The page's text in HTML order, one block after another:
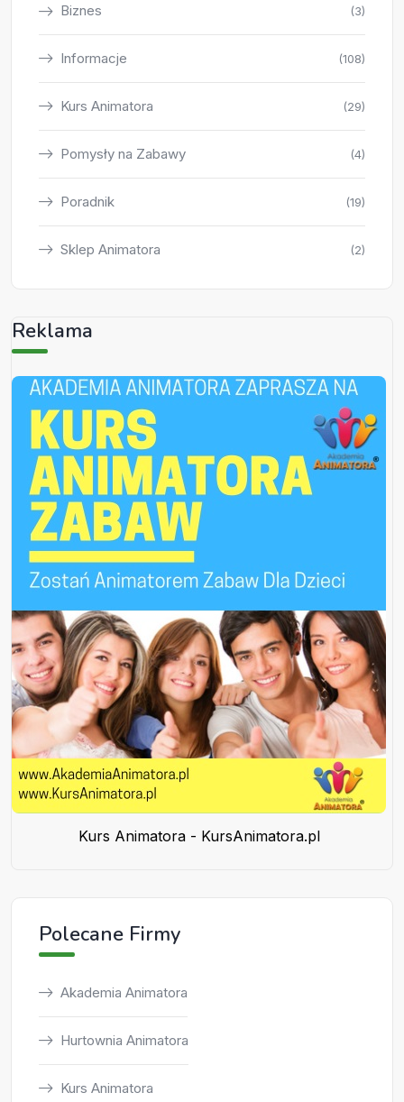
Biznes (3)
Informacje (108)
Kurs Animatora (29)
Pomysły na Zabawy (4)
Poradnik (19)
Sklep Animatora (2)
Reklama
Kurs Animatora - KursAnimatora.pl
Polecane Firmy
Akademia Animatora
Hurtownia Animatora
Kurs Animatora